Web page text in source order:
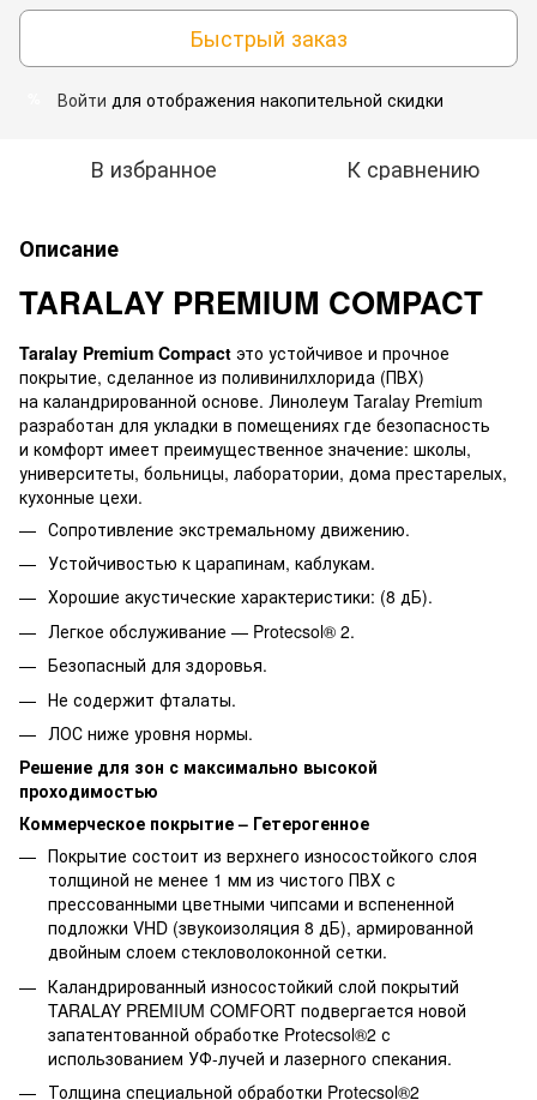
Быстрый заказ
Войти для отображения накопительной скидки
В избранное К сравнению
Описание
TARALAY PREMIUM COMPACT
Taralay Premium Compact это устойчивое и прочное
покрытие, сделанное из поливинилхлорида (ПВХ)
на каландрированной основе. Линолеум Taralay Premium
разработан для укладки в помещениях где безопасность
и комфорт имеет преимущественное значение: школы,
университеты, больницы, лаборатории, дома престарелых,
кухонные цехи.
Сопротивление экстремальному движению.
Устойчивостью к царапинам, каблукам.
Хорошие акустические характеристики: (8 дБ).
Легкое обслуживание — Protecsol® 2.
Безопасный для здоровья.
Не содержит фталаты.
ЛОС ниже уровня нормы.
Решение для зон с максимально высокой
проходимостью
Коммерческое покрытие – Гетерогенное
Покрытие состоит из верхнего износостойкого слоя
толщиной не менее 1 мм из чистого ПВХ с
прессованными цветными чипсами и вспененной
подложки VHD (звукоизоляция 8 дБ), армированной
двойным слоем стекловолоконной сетки.
Каландрированный износостойкий слой покрытий
TARALAY PREMIUM COMFORT подвергается новой
запатентованной обработке Protecsol®2 с
использованием УФ-лучей и лазерного спекания.
Толщина специальной обработки Protecsol®2